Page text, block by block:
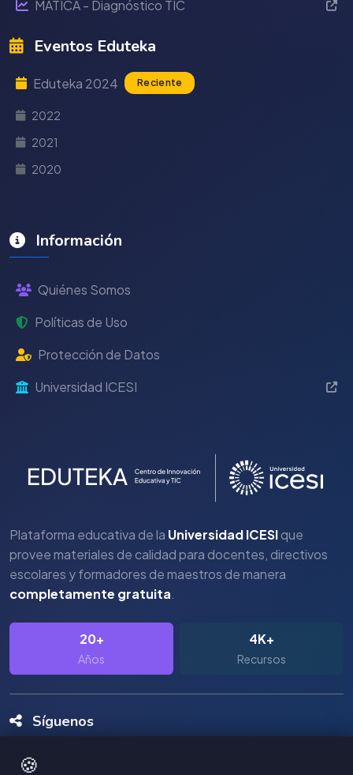
🍪
MÁTICA - Diagnóstico TIC
Eventos Eduteka
Eduteka 2024 Reciente
2022
2021
2020
Información
Quiénes Somos
Políticas de Uso
Protección de Datos
Universidad ICESI
Plataforma educativa de la Universidad ICESIque
provee materiales de calidad para docentes, directivos
escolares y formadores de maestros de manera
completamente gratuita.
20+
Años
4K+
Recursos
Síguenos